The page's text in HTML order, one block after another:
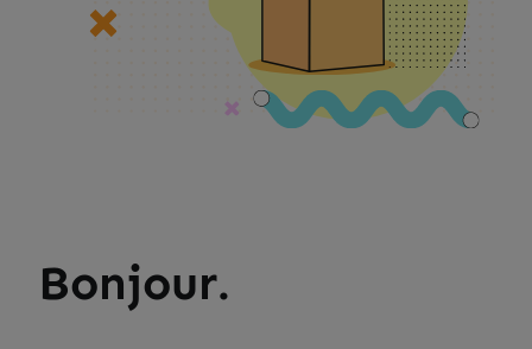
Bonjour.